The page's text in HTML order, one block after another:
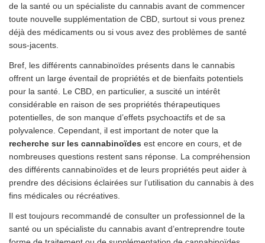
de la santé ou un spécialiste du cannabis avant de commencer
toute nouvelle supplémentation de CBD, surtout si vous prenez
déjà des médicaments ou si vous avez des problèmes de santé
sous-jacents.
Bref, les différents cannabinoïdes présents dans le cannabis
offrent un large éventail de propriétés et de bienfaits potentiels
pour la santé. Le CBD, en particulier, a suscité un intérêt
considérable en raison de ses propriétés thérapeutiques
potentielles, de son manque d’effets psychoactifs et de sa
polyvalence. Cependant, il est important de noter que la
recherche sur les cannabinoïdes est encore en cours, et de
nombreuses questions restent sans réponse. La compréhension
des différents cannabinoïdes et de leurs propriétés peut aider à
prendre des décisions éclairées sur l’utilisation du cannabis à des
fins médicales ou récréatives.
Il est toujours recommandé de consulter un professionnel de la
santé ou un spécialiste du cannabis avant d’entreprendre toute